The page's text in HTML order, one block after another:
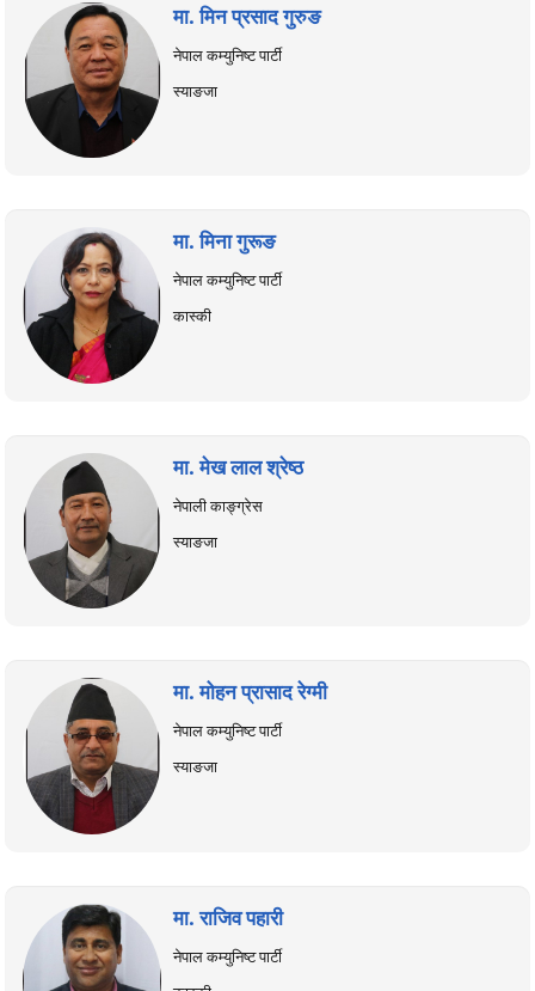
मा. मिन प्रसाद गुरुङ
नेपाल कम्युनिष्ट पार्टी
स्याङजा
मा. मिना गुरूङ
नेपाल कम्युनिष्ट पार्टी
कास्की
मा. मेख लाल श्रेष्ठ
नेपाली काङ्ग्रेस
स्याङजा
मा. मोहन प्रासाद रेग्मी
नेपाल कम्युनिष्ट पार्टी
स्याङजा
मा. राजिव पहारी
नेपाल कम्युनिष्ट पार्टी